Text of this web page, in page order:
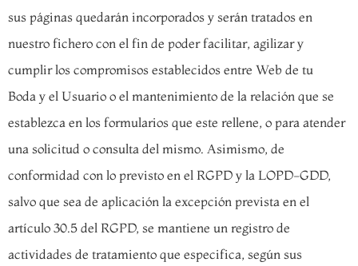
sus páginas quedarán incorporados y serán tratados en
nuestro fichero con el fin de poder facilitar, agilizar y
cumplir los compromisos establecidos entre Web de tu
Boda y el Usuario o el mantenimiento de la relación que se
establezca en los formularios que este rellene, o para atender
una solicitud o consulta del mismo. Asimismo, de
conformidad con lo previsto en el RGPD y la LOPD-GDD,
salvo que sea de aplicación la excepción prevista en el
artículo 30.5 del RGPD, se mantiene un registro de
actividades de tratamiento que especifica, según sus